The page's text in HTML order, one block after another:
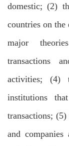
domestic; (2)
countries on
major
transactions
activities; (4)
institutions
transactions;
and